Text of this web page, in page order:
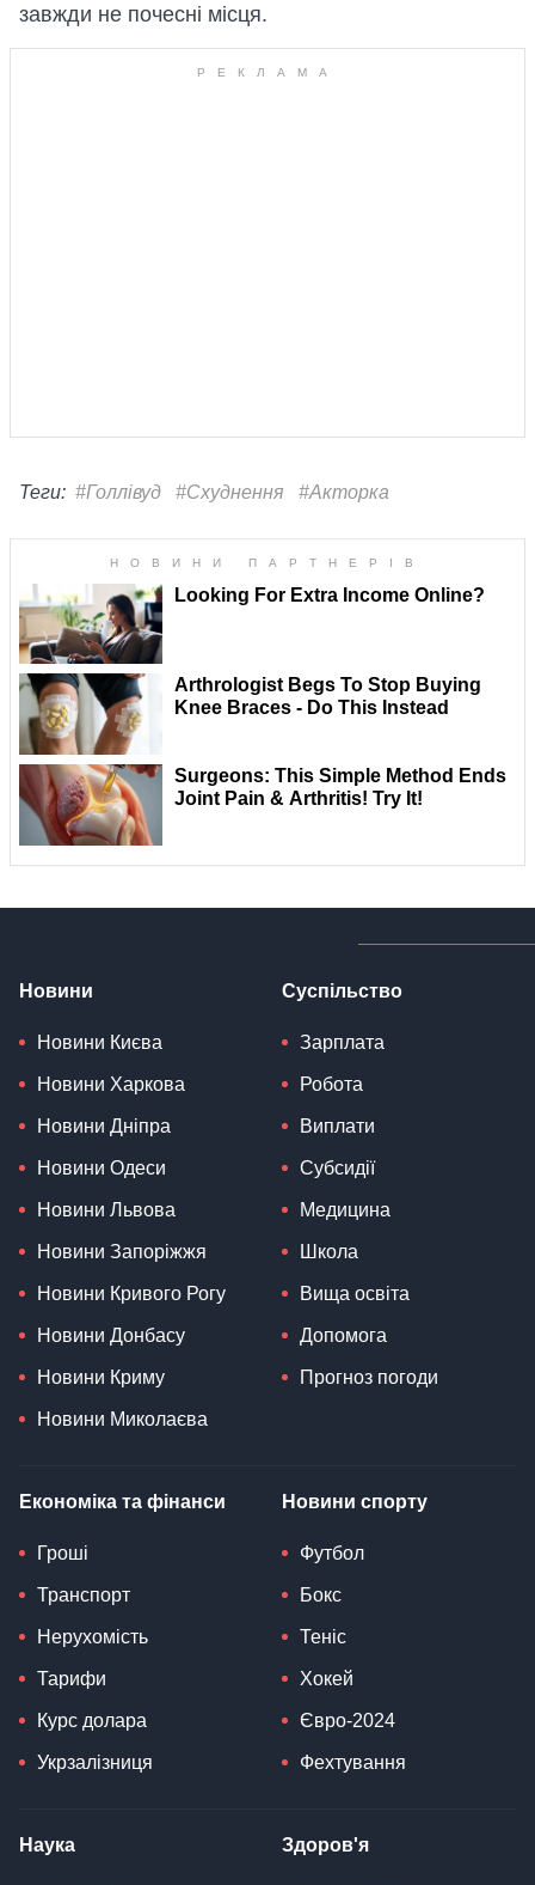
завжди не почесні місця.
Теги: #Голлівуд #Схуднення #Акторка
Новини
Новини Києва
Новини Харкова
Новини Дніпра
Новини Одеси
Новини Львова
Новини Запоріжжя
Новини Кривого Рогу
Новини Донбасу
Новини Криму
Новини Миколаєва
Суспільство
Зарплата
Робота
Виплати
Субсидії
Медицина
Школа
Вища освіта
Допомога
Прогноз погоди
Економіка та фінанси
Гроші
Транспорт
Нерухомість
Тарифи
Курс долара
Укрзалізниця
Новини спорту
Футбол
Бокс
Теніс
Хокей
Євро-2024
Фехтування
Наука Здоров'я